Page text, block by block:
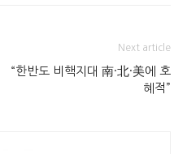
Next article
“한반도 비핵지대 南·北·美에 호
혜적”